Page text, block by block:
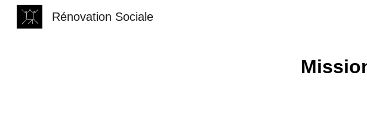
Rénovation Sociale